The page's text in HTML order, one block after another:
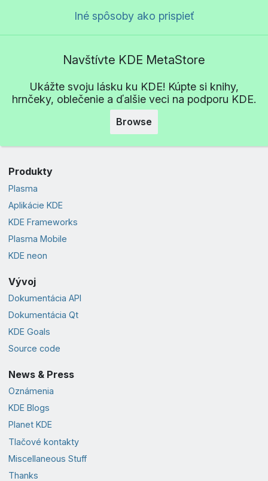
Iné spôsoby ako prispieť
Navštívte KDE MetaStore
Ukážte svoju lásku ku KDE! Kúpte si knihy,
hrnčeky, oblečenie a ďalšie veci na podporu KDE.
Browse
Produkty
Plasma
Aplikácie KDE
KDE Frameworks
Plasma Mobile
KDE neon
Vývoj
Dokumentácia API
Dokumentácia Qt
KDE Goals
Source code
News & Press
Oznámenia
KDE Blogs
Planet KDE
Tlačové kontakty
Miscellaneous Stuff
Thanks